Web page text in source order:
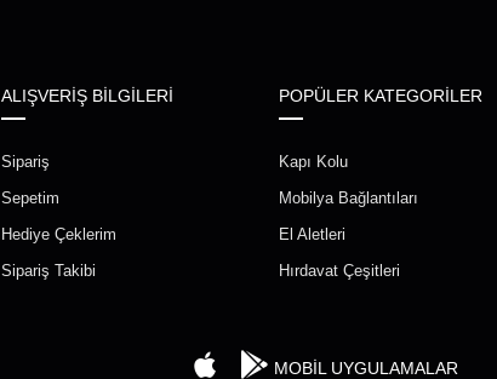
ALIŞVERİŞ BİLGİLERİ
Sipariş
Sepetim
Hediye Çeklerim
Sipariş Takibi
POPÜLER KATEGORİLER
Kapı Kolu
Mobilya Bağlantıları
El Aletleri
Hırdavat Çeşitleri
MOBİL UYGULAMALAR